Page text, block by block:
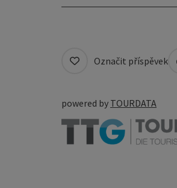
Označit příspěvek
powered by TOURDATA